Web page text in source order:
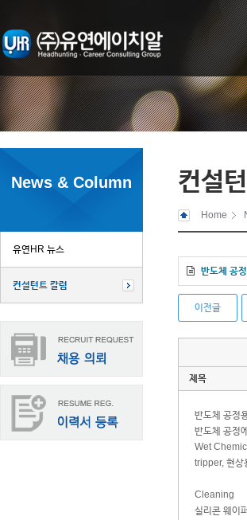
News & Column
유연HR 뉴스
컨설턴트 칼럼
컨설
Home
반도체 공
이전글
제목
반도체 공정
반도체 공정
Wet
tripper, 현상
Cleaning
실리콘 웨이